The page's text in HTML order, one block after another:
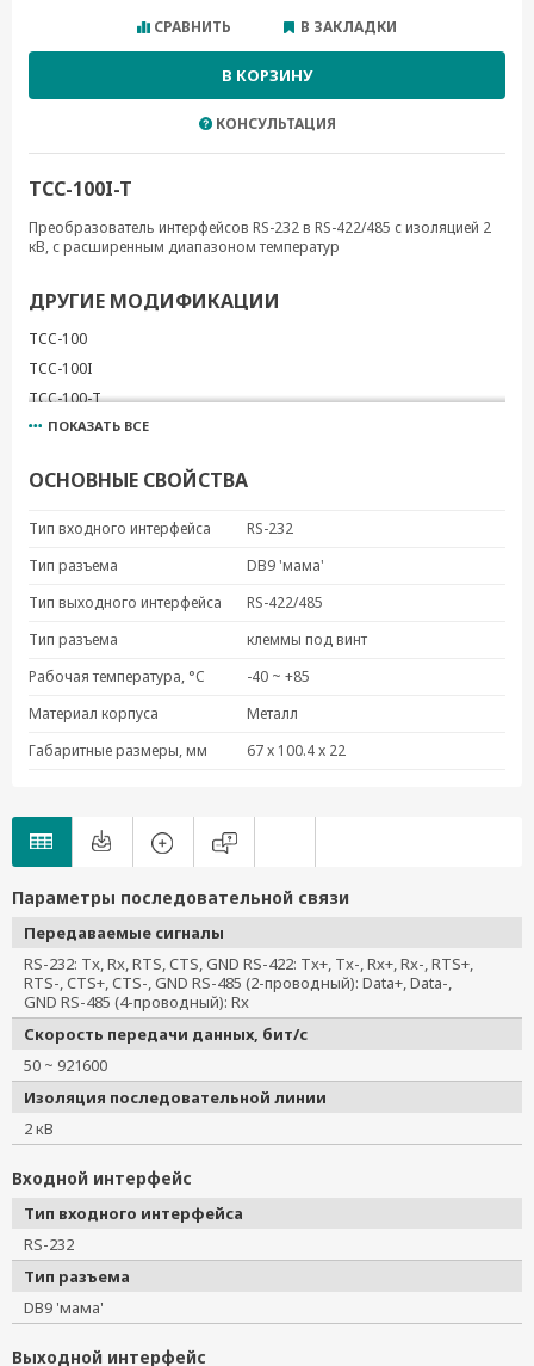
СРАВНИТЬ В ЗАКЛАДКИ
В КОРЗИНУ
КОНСУЛЬТАЦИЯ
TCC-100I-T
Преобразователь интерфейсов RS-232 в RS-422/485 c изоляцией 2
кВ, с расширенным диапазоном температур
ДРУГИЕ МОДИФИКАЦИИ
TCC-100
TCC-100I
TCC-100-T
ПОКАЗАТЬ ВСЕ
ОСНОВНЫЕ СВОЙСТВА
Тип входного интерфейса
RS-232
Тип разъема
DB9 'мама'
Тип выходного интерфейса
RS-422/485
Тип разъема
клеммы под винт
Рабочая температура, °C
-40 ~ +85
Материал корпуса
Металл
Габаритные размеры, мм
67 x 100.4 x 22
Параметры последовательной связи
Передаваемые сигналы
RS-232: Tx, Rx, RTS, CTS, GND RS-422: Tx+, Tx-, Rx+, Rx-, RTS+,
RTS-, CTS+, CTS-, GND RS-485 (2-проводный): Data+, Data-,
GND RS-485 (4-проводный): Rx
Скорость передачи данных, бит/с
50 ~ 921600
Изоляция последовательной линии
2 кВ
Входной интерфейс
Тип входного интерфейса
RS-232
Тип разъема
DB9 'мама'
Выходной интерфейс